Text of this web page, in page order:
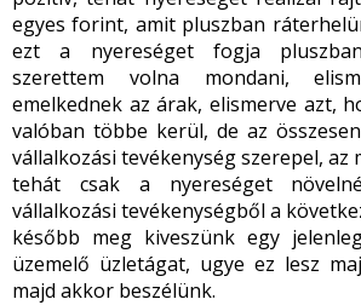
egyes forint, amit pluszban
ezt a nyereséget fogja
szerettem volna mondani,
emelkednek az árak, elismerve azt,
valóban többe kerül, de az
vállalkozási tevékenység szerepel, az
tehát csak a nyereséget
vállalkozási tevékenységből a
később meg kiveszünk egy
üzemelő üzletágat, ugye ez lesz
majd akkor beszélünk.